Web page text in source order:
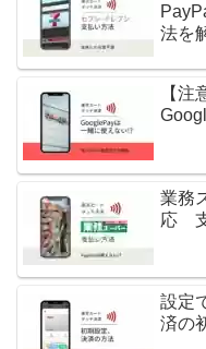
法を
【
業務
応
設定
済の